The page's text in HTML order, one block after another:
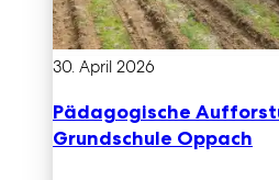
30. April 2026
Pädagogische
Grundschule Oppach